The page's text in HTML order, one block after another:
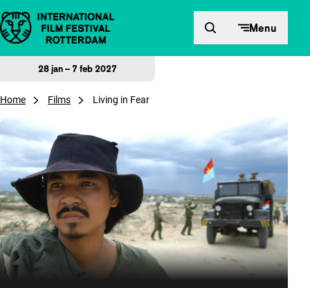
Direct naar inhoud Menu
28 jan – 7 feb 2027
Home Films Living in Fear